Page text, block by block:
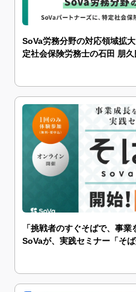
SoVa労務分野の対応領域拡
定社会保険労務士の石田 朋
「挑戦者のすぐそばで、事業
SoVaが、実践セミナー「そ